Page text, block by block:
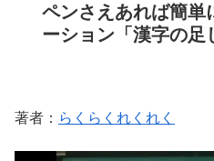
ペンさえあれば簡単
ーション「漢字の足
著者： らくらくれくれく